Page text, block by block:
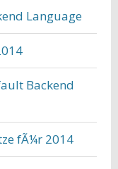
Language
Backend
fÃ¼r 2014